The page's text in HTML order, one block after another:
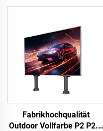
Mobiles Kreatives LED-
Innenbereich Hängender
LED-Sphärischer
Anzeigeschirm
Fabrikhochqualität
Outdoor Vollfarbe P2 P2.5